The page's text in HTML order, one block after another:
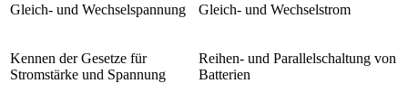
Gleich- und Wechselspannung Gleich- und Wechselstrom
Kennen der Gesetze für
Stromstärke und Spannung
Reihen- und Parallelschaltung von
Batterien